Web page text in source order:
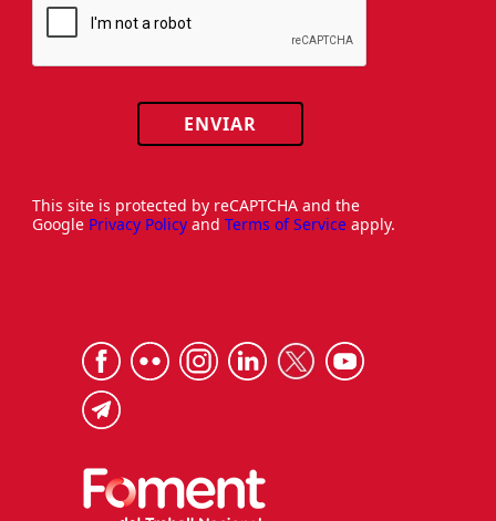
ENVIAR
This site is protected by reCAPTCHA and the
Google Privacy Policy and Terms of Service apply.